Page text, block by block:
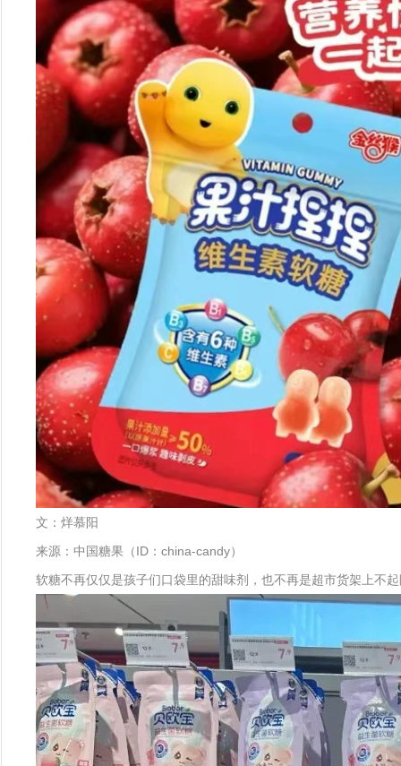
文：烊慕阳
来源：中国糖果（ID：china-candy）
软糖不再仅仅是孩子们口袋里的甜味剂，也不再是超市货架上不